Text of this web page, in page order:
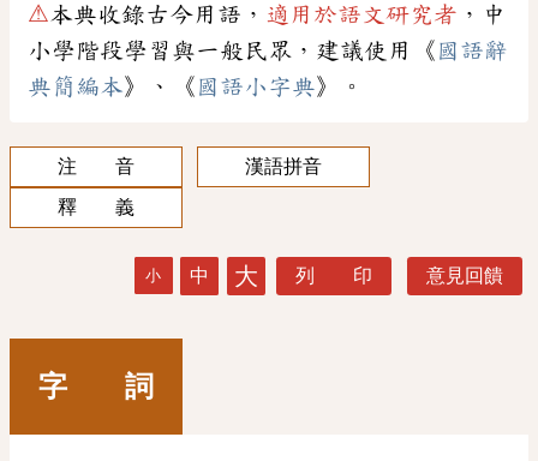
⚠本典收錄古今用語， 適用於語文研究者 ，中
小學階段學習與一般民眾，建議使用《 國語辭
典簡編本》、《 國語小字典》。
注 音
漢語拼音
釋 義
小 中 大 列 印 意見回饋
字 詞